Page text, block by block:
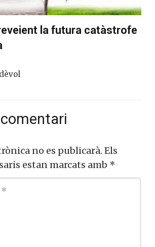
la futura catàstrofe
no es publicarà. Els
estan marcats amb *